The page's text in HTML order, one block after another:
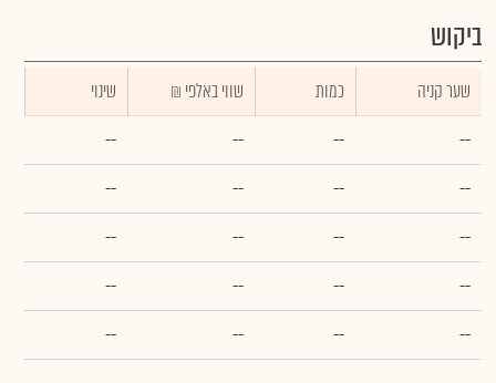
ביקוש
שער קניה כמות ₪ שווי באלפי
שינוי
--
--
--
--
--
--
--
--
--
--
--
--
--
--
--
--
--
--
--
--